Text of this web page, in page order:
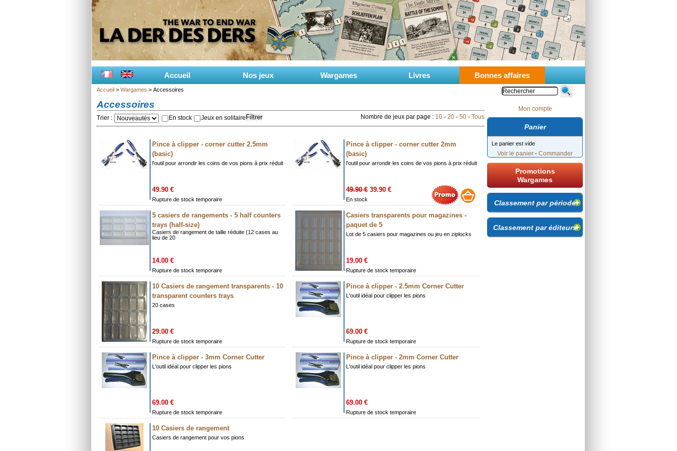
Accueil Nos jeux Wargames Livres Bonnes affaires
Mon compte
Panier
Le panier est vide
Voir le panier - Commander
Promotions
Wargames
Classement par période
Classement par éditeurs
Accueil > Wargames > Accessoires
Accessoires
Trier : En stock Jeux en solitaire Filtrer Nombre de jeux par page : 10 - 20 - 50 - Tous
Pince à clipper - corner cutter 2.5mm
(basic)
l'outil pour arrondir les coins de vos pions à prix réduit
49.90 €
Rupture de stock temporaire
Pince à clipper - corner cutter 2mm
(basic)
l'outil pour arrondir les coins de vos pions à prix réduit
49.90 € 39.90 €
En stock
5 casiers de rangements - 5 half counters
trays (half-size)
Casiers de rangement de taille réduite (12 cases au
lieu de 20
14.00 €
Rupture de stock temporaire
Casiers transparents pour magazines -
paquet de 5
Lot de 5 casiers pour magazines ou jeu en ziplocks
19.00 €
Rupture de stock temporaire
10 Casiers de rangement transparents - 10
transparent counters trays
20 cases
29.00 €
Rupture de stock temporaire
Pince à clipper - 2.5mm Corner Cutter
L'outil idéal pour clipper les pions
69.00 €
Rupture de stock temporaire
Pince à clipper - 3mm Corner Cutter
L'outil idéal pour clipper les pions
69.00 €
Rupture de stock temporaire
Pince à clipper - 2mm Corner Cutter
L'outil idéal pour clipper les pions
69.00 €
Rupture de stock temporaire
10 Casiers de rangement
Casiers de rangement pour vos pions